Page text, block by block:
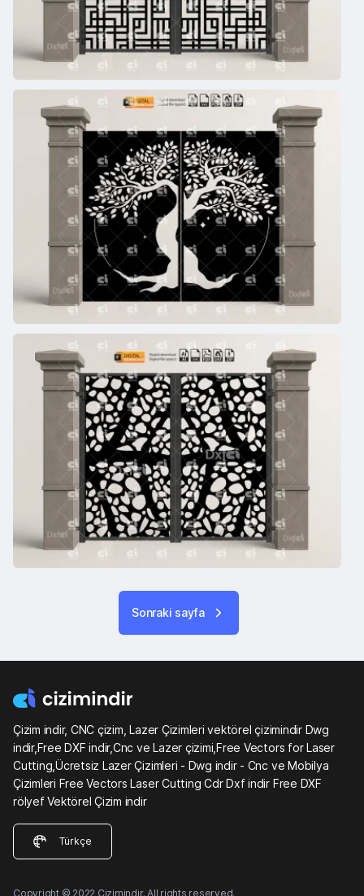
Sonraki sayfa
Çizim indir, CNC çizim, Lazer Çizimleri vektörel çizimindir Dwg
indir,Free DXF indir,Cnc ve Lazer çizimi,Free Vectors for Laser
Cutting,Ücretsiz Lazer Çizimleri - Dwg indir - Cnc ve Mobilya
Çizimleri Free Vectors Laser Cutting Cdr Dxf indir Free DXF
rölyef Vektörel Çizim indir
Türkçe
Copyright © 2022 Çizimindir. All rights reserved.